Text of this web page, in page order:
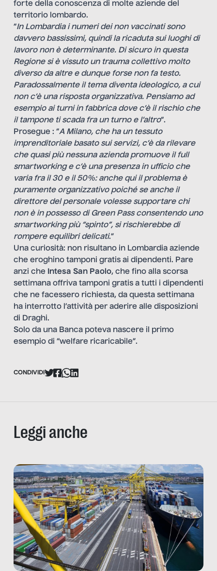
forte della conoscenza di molte aziende del
territorio lombardo.
“In Lombardia i numeri dei non vaccinati sono
davvero bassissimi, quindi la ricaduta sui luoghi di
lavoro non è determinante. Di sicuro in questa
Regione si è vissuto un trauma collettivo molto
diverso da altre e dunque forse non fa testo.
Paradossalmente il tema diventa ideologico, a cui
non c’è una risposta organizzativa. Pensiamo ad
esempio ai turni in fabbrica dove c’è il rischio che
il tampone ti scada fra un turno e l’altro“.
Prosegue : “A Milano, che ha un tessuto
imprenditoriale basato sui servizi, c’è da rilevare
che quasi più nessuna azienda promuove il full
smartworking e c’è una presenza in ufficio che
varia fra il 30 e il 50%: anche qui il problema è
puramente organizzativo poiché se anche il
direttore del personale volesse supportare chi
non è in possesso di Green Pass consentendo uno
smartworking più “spinto”, si rischierebbe di
rompere equilibri delicati.”
Una curiosità: non risultano in Lombardia aziende
che eroghino tamponi gratis ai dipendenti. Pare
anzi che Intesa San Paolo, che fino alla scorsa
settimana offriva tamponi gratis a tutti i dipendenti
che ne facessero richiesta, da questa settimana
ha interrotto l’attività per aderire alle disposizioni
di Draghi.
Solo da una Banca poteva nascere il primo
esempio di “welfare ricaricabile”.
CONDIVIDI
Leggi anche